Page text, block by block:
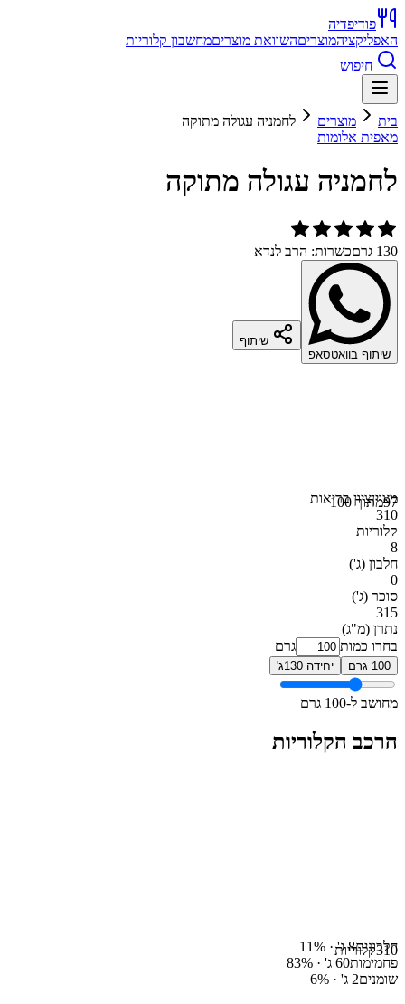
פודיפדיה
האפליקציהמוצריםהשוואת מוצריםמחשבון קלוריות
חיפוש
בית מוצרים
לחמניה עגולה מתוקה
מאפית אלומות
לחמניה עגולה מתוקה
130 גרם כשרות: הרב לנדא
שיתוף בוואטסאפ
שיתוף
97מתוך 100מצויןציון בריאות
310
קלוריות
8
חלבון (ג')
0
סוכר (ג')
315
נתרן (מ"ג)
בחרו כמות
גרם
100 גרם יחידה 130ג'
מחושב ל-100 גרם
הרכב הקלוריות
310קלוריותחלבונים8ג' · 11%
פחמימות60 ג' · 83%
שומנים2 ג' · 6%